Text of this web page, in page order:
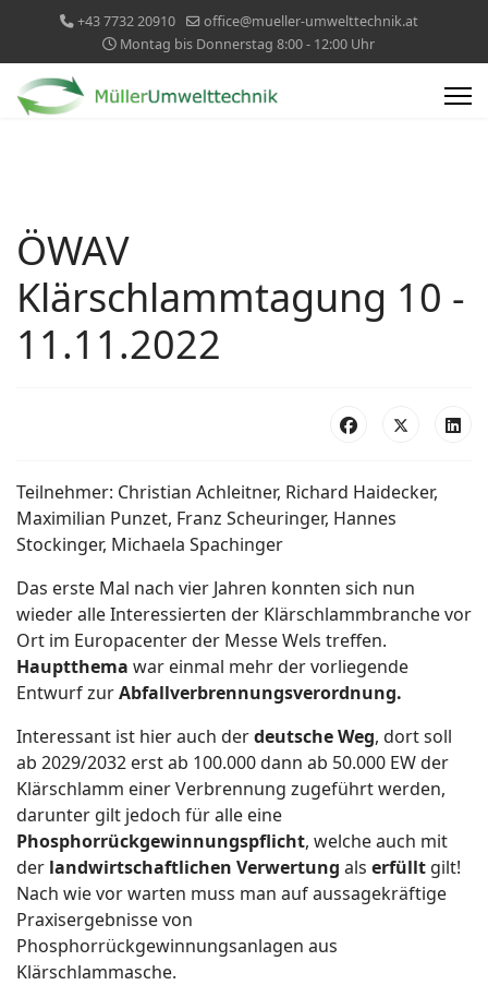
+43 7732 20910
office@mueller-umwelttechnik.at
Montag bis Donnerstag 8:00 - 12:00 Uhr
ÖWAV
Klärschlammtagung 10 -
11.11.2022
Teilnehmer: Christian Achleitner, Richard Haidecker,
Maximilian Punzet, Franz Scheuringer, Hannes
Stockinger, Michaela Spachinger
Das erste Mal nach vier Jahren konnten sich nun
wieder alle Interessierten der Klärschlammbranche vor
Ort im Europacenter der Messe Wels treffen.
Hauptthema war einmal mehr der vorliegende
Entwurf zurAbfallverbrennungsverordnung.
Interessant ist hier auch derdeutsche Weg, dort soll
ab 2029/2032 erst ab 100.000 dann ab 50.000 EW der
Klärschlamm einer Verbrennung zugeführt werden,
darunter gilt jedoch für alle eine
Phosphorrückgewinnungspflicht, welche auch mit
der landwirtschaftlichen Verwertung als erfüllt gilt!
Nach wie vor warten muss man auf aussagekräftige
Praxisergebnisse von
Phosphorrückgewinnungsanlagen aus
Klärschlammasche.